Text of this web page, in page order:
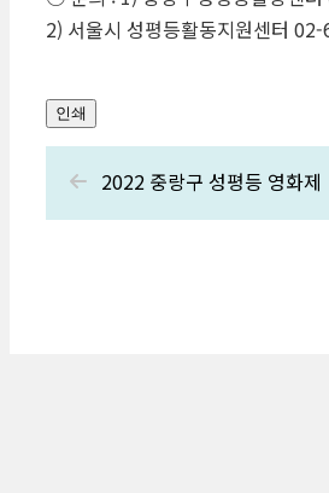
2) 서울시 성평등활동지원센터
인쇄
2022 중랑구 성평등 영화제